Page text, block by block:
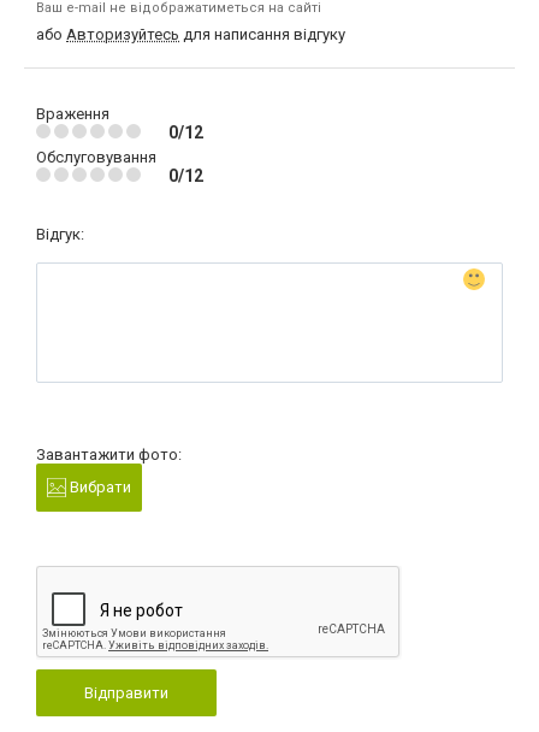
Ваш e-mail не відображатиметься на сайті
або Авторизуйтесь для написання відгуку
Враження
0/12
Обслуговування
0/12
Відгук:
Завантажити фото:
Вибрати
Відправити